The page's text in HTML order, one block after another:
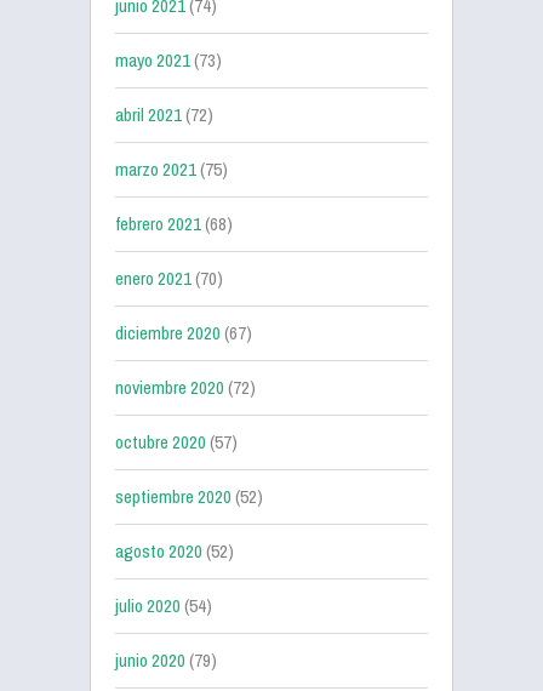
junio 2021(74)
mayo 2021(73)
abril 2021(72)
marzo 2021(75)
febrero 2021(68)
enero 2021(70)
diciembre 2020(67)
noviembre 2020(72)
octubre 2020(57)
septiembre 2020(52)
agosto 2020(52)
julio 2020(54)
junio 2020(79)